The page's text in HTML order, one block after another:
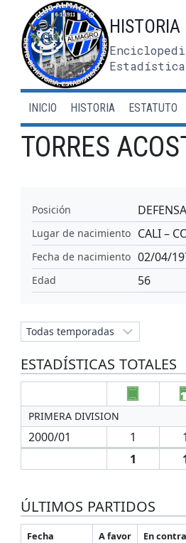
contenido
INICIO HISTORIA ESTATUTO
TORRES
Posición DEFENSA
Lugar de nacimiento CALI –
Fecha de nacimiento 02/04/
Edad 56
ESTADÍSTICAS TOTALES
PRIMERA DIVISION
2000/01 1 1
1
ÚLTIMOS PARTIDOS
Fecha A favor En contra